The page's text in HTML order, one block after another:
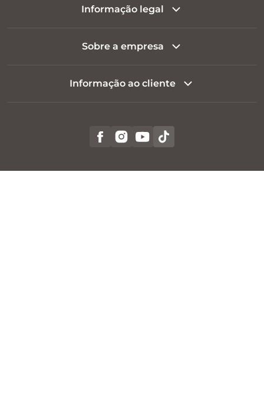
Informação legal
Sobre a empresa
Informação ao cliente